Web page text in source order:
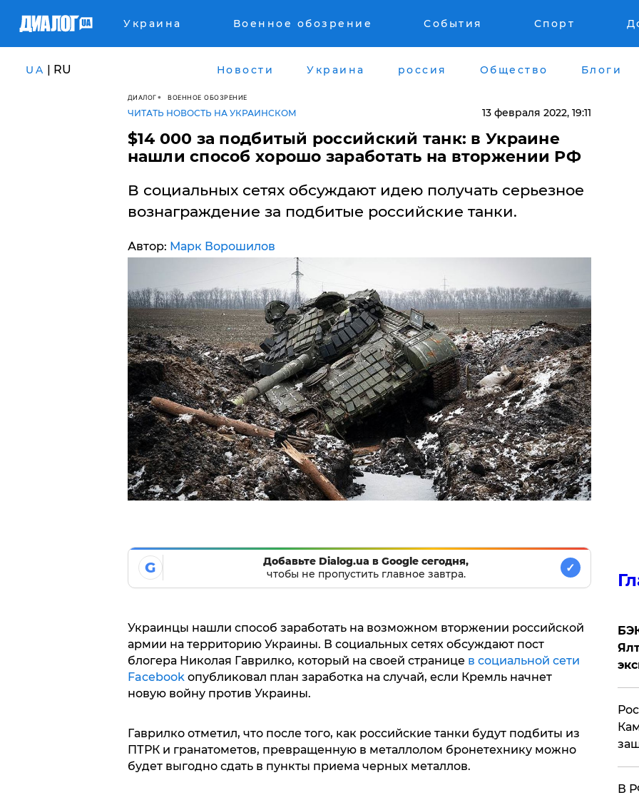
Украина Военное обозрение События Спорт
UA | RU Новости Украина россия Общество Блоги
ДИАЛОГ ВОЕННОЕ ОБОЗРЕНИЕ
ЧИТАТЬ НОВОСТЬ НА УКРАИНСКОМ 13 февраля 2022, 19:11
$14 000 за подбитый российский танк: в Украине
нашли способ хорошо заработать на вторжении РФ
В социальных сетях обсуждают идею получать серьезное
вознаграждение за подбитые российские танки.
Автор: Марк Ворошилов
G
Добавьте Dialog.ua в Google сегодня,
чтобы не пропустить главное завтра.
✓
Украинцы нашли способ заработать на возможном вторжении российской
армии на территорию Украины. В социальных сетях обсуждают пост
блогера Николая Гаврилко, который на своей странице в социальной сети
Facebookопубликовал план заработка на случай, если Кремль начнет
новую войну против Украины.
Гаврилко отметил, что после того, как российские танки будут подбиты из
ПТРК и гранатометов, превращенную в металлолом бронетехнику можно
будет выгодно сдать в пункты приема черных металлов.
​В